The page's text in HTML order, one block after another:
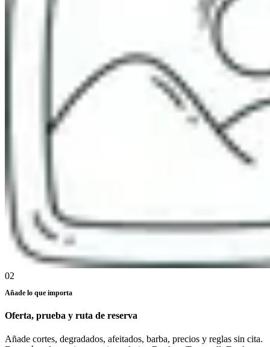
02
Añade lo que importa
Oferta, prueba y ruta de reserva
Añade cortes, degradados, afeitados, barba, precios y reglas sin cita.